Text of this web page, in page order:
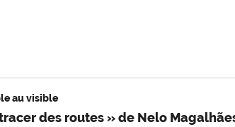
au visible
des routes » de Nelo